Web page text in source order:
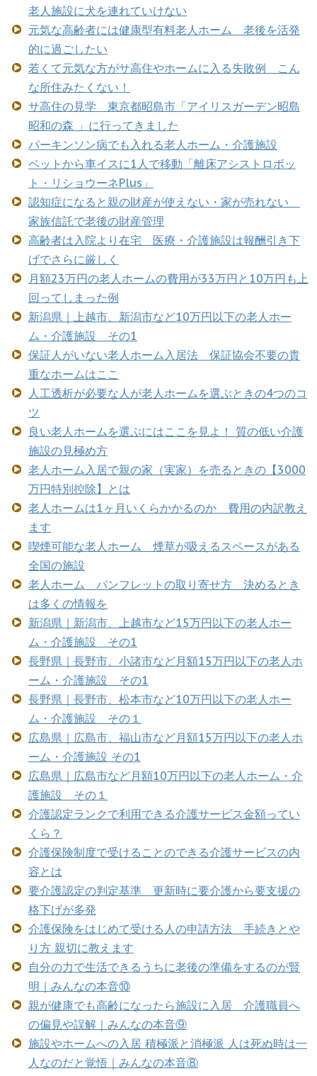
老人施設に犬を連れていけない
元気な高齢者には健康型有料老人ホーム 老後を活発
的に過ごしたい
若くて元気な方がサ高住やホームに入る失敗例 こん
な所住みたくない！
サ高住の見学 東京都昭島市「アイリスガーデン昭島
昭和の森 」に行ってきました
パーキンソン病でも入れる老人ホーム・介護施設
ベットから車イスに1人で移動「離床アシストロボッ
ト・リショウーネPlus」
認知症になると親の財産が使えない・家が売れない
家族信託で老後の財産管理
高齢者は入院より在宅 医療・介護施設は報酬引き下
げでさらに厳しく
月額23万円の老人ホームの費用が33万円と10万円も上
回ってしまった例
新潟県｜上越市、新潟市など10万円以下の老人ホー
ム・介護施設 その1
保証人がいない老人ホーム入居法 保証協会不要の貴
重なホームはここ
人工透析が必要な人が老人ホームを選ぶときの4つのコ
ツ
良い老人ホームを選ぶにはここを見よ！ 質の低い介護
施設の見極め方
老人ホーム入居で親の家（実家）を売るときの【3000
万円特別控除】とは
老人ホームは1ヶ月いくらかかるのか 費用の内訳教え
ます
喫煙可能な老人ホーム 煙草が吸えるスペースがある
全国の施設
老人ホーム パンフレットの取り寄せ方 決めるとき
は多くの情報を
新潟県｜新潟市、上越市など15万円以下の老人ホー
ム・介護施設 その1
長野県｜長野市、小諸市など月額15万円以下の老人ホ
ーム・介護施設 その1
長野県｜長野市、松本市など10万円以下の老人ホー
ム・介護施設 その１
広島県｜広島市、福山市など月額15万円以下の老人ホ
ーム・介護施設 その1
広島県｜広島市など月額10万円以下の老人ホーム・介
護施設 その１
介護認定ランクで利用できる介護サービス金額ってい
くら？
介護保険制度で受けることのできる介護サービスの内
容とは
要介護認定の判定基準 更新時に要介護から要支援の
格下げが多発
介護保険をはじめて受ける人の申請方法 手続きとや
り方 親切に教えます
自分の力で生活できるうちに老後の準備をするのが賢
明｜みんなの本音⑩
親が健康でも高齢になったら施設に入居 介護職員へ
の偏見や誤解｜みんなの本音⑨
施設やホームへの入居 積極派と消極派 人は死ぬ時は一
人なのだと覚悟｜みんなの本音⑧